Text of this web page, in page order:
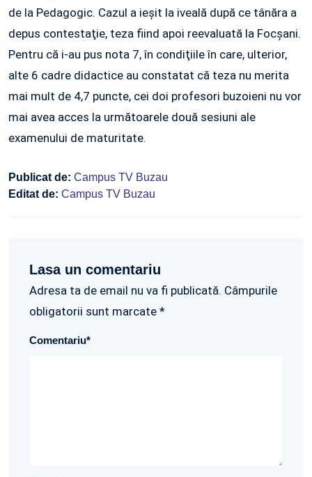
de la Pedagogic. Cazul a ieşit la iveală după ce tânăra a
depus contestaţie, teza fiind apoi reevaluată la Focşani.
Pentru că i-au pus nota 7, în condiţiile în care, ulterior,
alte 6 cadre didactice au constatat că teza nu merita
mai mult de 4,7 puncte, cei doi profesori buzoieni nu vor
mai avea acces la următoarele două sesiuni ale
examenului de maturitate.
Publicat de: Campus TV Buzau
Editat de: Campus TV Buzau
Lasa un comentariu
Adresa ta de email nu va fi publicată. Câmpurile
obligatorii sunt marcate *
Comentariu*